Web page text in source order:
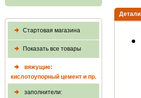
Стартовая магазина
Показать все товары
вяжущие:
кислотоупорный цемент и пр.
заполнители:
Детали